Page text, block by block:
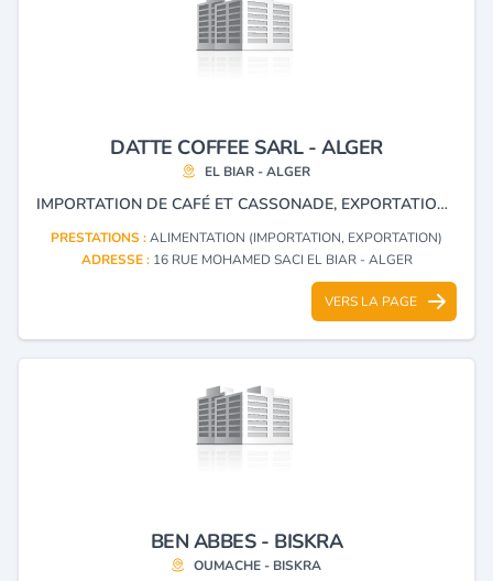
DATTE COFFEE SARL - ALGER
EL BIAR - ALGER
IMPORTATION DE CAFÉ ET CASSONADE, EXPORTATION PRINCIPALEMENT DES DATTES.
PRESTATIONS :ALIMENTATION (IMPORTATION, EXPORTATION)
ADRESSE : 16 RUE MOHAMED SACI EL BIAR - ALGER
VERS LA PAGE
BEN ABBES - BISKRA
OUMACHE - BISKRA